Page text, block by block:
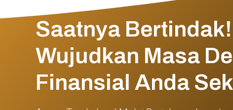
Saatnya Bertindak!
Wujudkan Masa
Finansial Anda